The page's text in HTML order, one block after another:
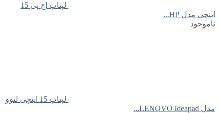
لپتاپ اچ پی 15
اینچی مدل HP...
ناموجود
لپتاپ 15 اینچی لنوو
مدل LENOVO Ideapad...